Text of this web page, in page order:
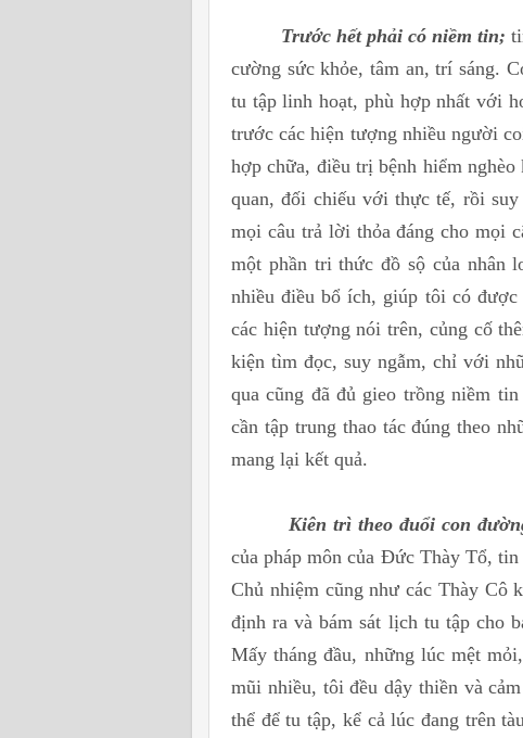
Trước hết phải có niềm tin;
cường sức khỏe, tâm an, trí sáng.
tu tập linh hoạt, phù hợp nhất với
trước các hiện tượng nhiều người
hợp chữa, điều trị bệnh hiểm
quan, đối chiếu với thực tế, rồi
mọi câu trả lời thỏa đáng cho mọi
một phần tri thức đồ sộ của nhân
nhiều điều bổ ích, giúp tôi có
các hiện tượng nói trên, củng cố
kiện tìm đọc, suy ngẫm, chỉ với
qua cũng đã đủ gieo trồng niềm
cần tập trung thao tác đúng theo
mang lại kết quả.
Kiên trì theo đuổi con
của pháp môn của Đức Thày Tổ,
Chủ nhiệm cũng như các Thày Cô
định ra và bám sát lịch tu tập cho
Mấy tháng đầu, những lúc mệt
mũi nhiều, tôi đều dậy thiền và
thể để tu tập, kể cả lúc đang trên